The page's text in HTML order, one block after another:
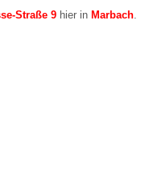
Straße 9 hier in Marbach.